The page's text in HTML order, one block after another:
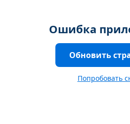
Ошибка
Обновить
Попробовать